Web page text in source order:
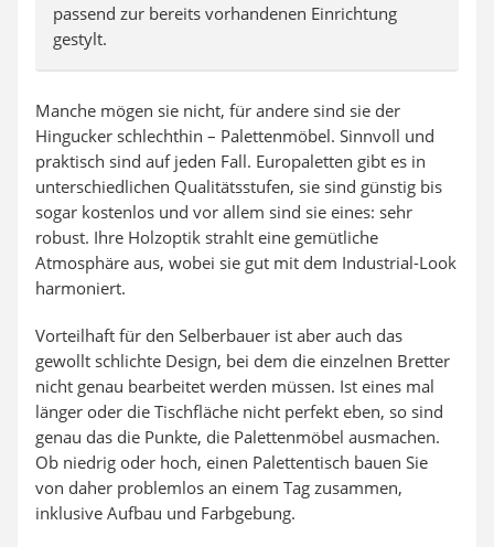
passend zur bereits vorhandenen Einrichtung
gestylt.
Manche mögen sie nicht, für andere sind sie der
Hingucker schlechthin – Palettenmöbel. Sinnvoll und
praktisch sind auf jeden Fall. Europaletten gibt es in
unterschiedlichen Qualitätsstufen, sie sind günstig bis
sogar kostenlos und vor allem sind sie eines: sehr
robust. Ihre Holzoptik strahlt eine gemütliche
Atmosphäre aus, wobei sie gut mit dem Industrial-Look
harmoniert.
Vorteilhaft für den Selberbauer ist aber auch das
gewollt schlichte Design, bei dem die einzelnen Bretter
nicht genau bearbeitet werden müssen. Ist eines mal
länger oder die Tischfläche nicht perfekt eben, so sind
genau das die Punkte, die Palettenmöbel ausmachen.
Ob niedrig oder hoch, einen Palettentisch bauen Sie
von daher problemlos an einem Tag zusammen,
inklusive Aufbau und Farbgebung.